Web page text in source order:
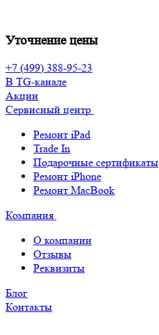
Уточнение цены
+7 (499) 388-95-23
В TG-канале
Акции
Сервисный центр
Ремонт iPad
Trade In
Подарочные сертификаты
Ремонт iPhone
Ремонт MacBook
Компания
О компании
Отзывы
Реквизиты
Блог
Контакты